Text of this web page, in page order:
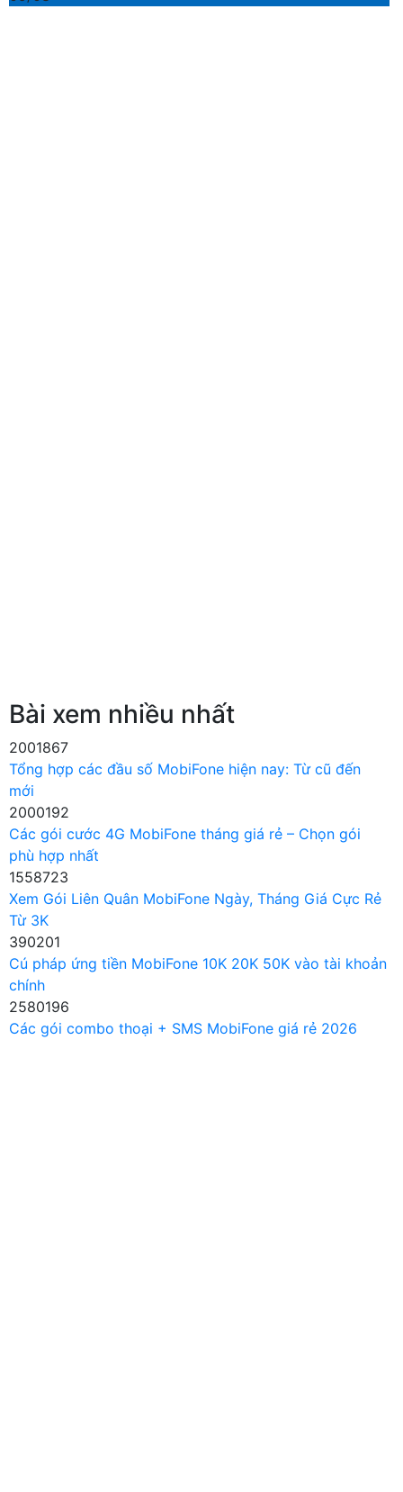
Bài xem nhiều nhất
2001867
Tổng hợp các đầu số MobiFone hiện nay: Từ cũ đến
mới
2000192
Các gói cước 4G MobiFone tháng giá rẻ – Chọn gói
phù hợp nhất
1558723
Xem Gói Liên Quân MobiFone Ngày, Tháng Giá Cực Rẻ
Từ 3K
390201
Cú pháp ứng tiền MobiFone 10K 20K 50K vào tài khoản
chính
2580196
Các gói combo thoại + SMS MobiFone giá rẻ 2026